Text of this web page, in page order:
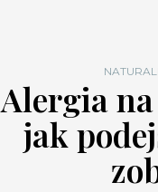
Alergia
jak